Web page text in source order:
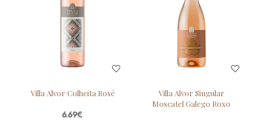
Villa Alvor Colheita Rosé
6.69€
Villa Alvor Singular
Moscatel Galego Roxo